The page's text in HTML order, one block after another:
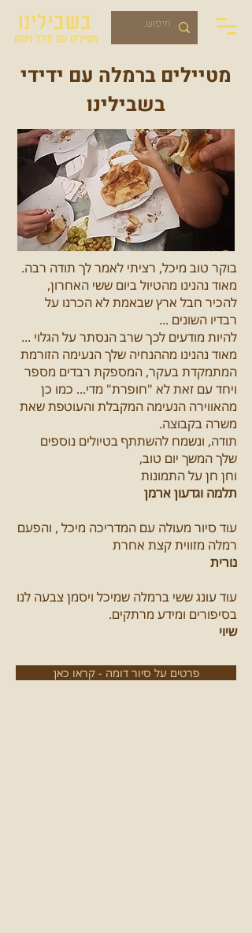
בשבילינו
מטיילים עם מיכל ויסמן
מטיילים ברמלה עם ידידי
בשבילינו
בוקר טוב מיכל, רציתי לאמר לך תודה רבה.
מאוד נהנינו מהטיול ביום ששי האחרון,
להכיר חבל ארץ שבאמת לא הכרנו על
רבדיו השונים ...
להיות מודעים לכך שרב הנסתר על הגלוי ...
מאוד נהנינו מההנחיה שלך הנעימה הזורמת
המתמקדת בעקר, המספקת רבדים מספר
ויחד עם זאת לא "חופרת" מדי... כמו כן
מהאווירה הנעימה המקבלת והעוטפת שאת
משרה בקבוצה.
תודה, ונשמח להשתתף בטיולים נוספים
שלך המשך יום טוב,
וחן חן על התמונות
תלמה וגדעון ארמן
עוד סיור מעולה עם המדריכה מיכל , והפעם
רמלה מזווית קצת אחרת
נורית
עוד עונג ששי ברמלה שמיכל ויסמן צבעה לנו
בסיפורים ומידע מרתקים.
שיוי
פרטים על סיור דומה - קראו כאן